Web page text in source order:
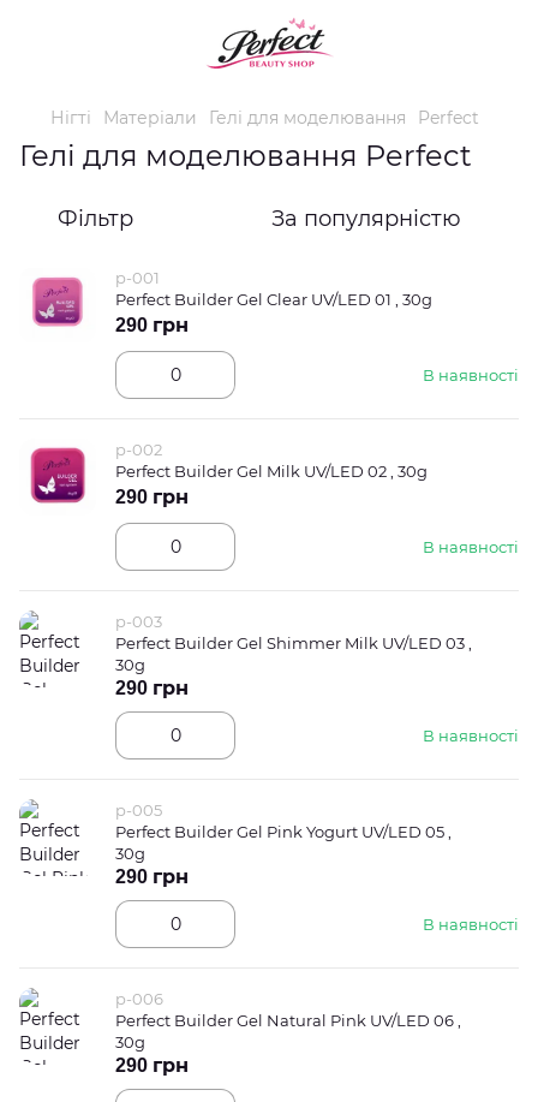
Нігті Матеріали Гелі для моделювання Perfect
Гелі для моделювання Perfect
Фільтр За популярністю
p-001
Perfect Builder Gel Clear UV/LED 01 , 30g
В наявності
290 грн
p-002
Perfect Builder Gel Milk UV/LED 02 , 30g
В наявності
290 грн
p-003
Perfect Builder Gel Shimmer Milk UV/LED 03 ,
30g
В наявності
290 грн
p-005
Perfect Builder Gel Pink Yogurt UV/LED 05 ,
30g
В наявності
290 грн
p-006
Perfect Builder Gel Natural Pink UV/LED 06 ,
30g
290 грн